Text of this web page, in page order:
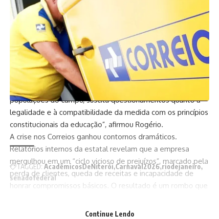
Universidade Federal de Pernambuco, que reservou vagas
de Medicina para beneficiários do Programa Nacional de
Educação na Reforma Agrária (PFS). O senador classificou a
medida como uma “afronta ao princípio da universalidade
do ensino”. O relator, Marcos Rogério (PL-RO), apoiou a
fiscalização.
“A criação de uma turma de Medicina restrita a um público
específico, sem vinculação direta às atividades das
populações do campo, suscita questionamentos quanto à
legalidade e à compatibilidade da medida com os princípios
constitucionais da educação”, afirmou Rogério.
TAGGED: AcadêmicosDeNiterói Carnaval2026 riodejaneiro
senadofederal
Facebook
A crise nos Correios ganhou contornos dramáticos.
Relatórios internos da estatal revelam que a empresa
mergulhou em um “ciclo vicioso de prejuízos”, marcado pela
perda de clientes, queda de receitas e incapacidade de
honrar compromissos básicos. O resultado é um rombo que
sempre, a conta tende a sobrar para o contribuinte.
Continue Lendo